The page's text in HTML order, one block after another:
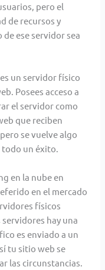
pero el
de recursos y
de ese servidor sea
un servidor físico
Posees acceso a
el servidor como
que reciben
se vuelve algo
todo un éxito.
en la nube en
en el mercado
físicos
hay una
es enviado a un
tu sitio web se
las circunstancias.